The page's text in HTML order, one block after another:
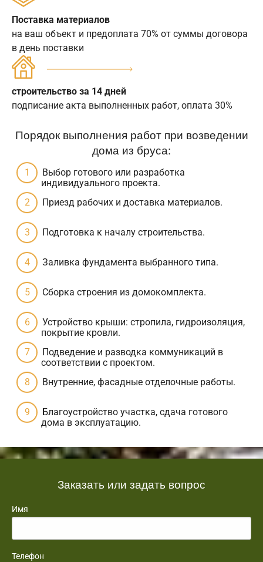
Поставка материалов
на ваш объект и предоплата 70% от суммы договора
в день поставки
строительство за 14 дней
подписание акта выполненных работ, оплата 30%
Порядок выполнения работ при возведении
дома из бруса:
Выбор готового или разработка
индивидуального проекта.
Приезд рабочих и доставка материалов.
Подготовка к началу строительства.
Заливка фундамента выбранного типа.
Сборка строения из домокомплекта.
Устройство крыши: стропила, гидроизоляция,
покрытие кровли.
Подведение и разводка коммуникаций в
соответствии с проектом.
Внутренние, фасадные отделочные работы.
Благоустройство участка, сдача готового
дома в эксплуатацию.
Заказать или задать вопрос
Имя
Телефон